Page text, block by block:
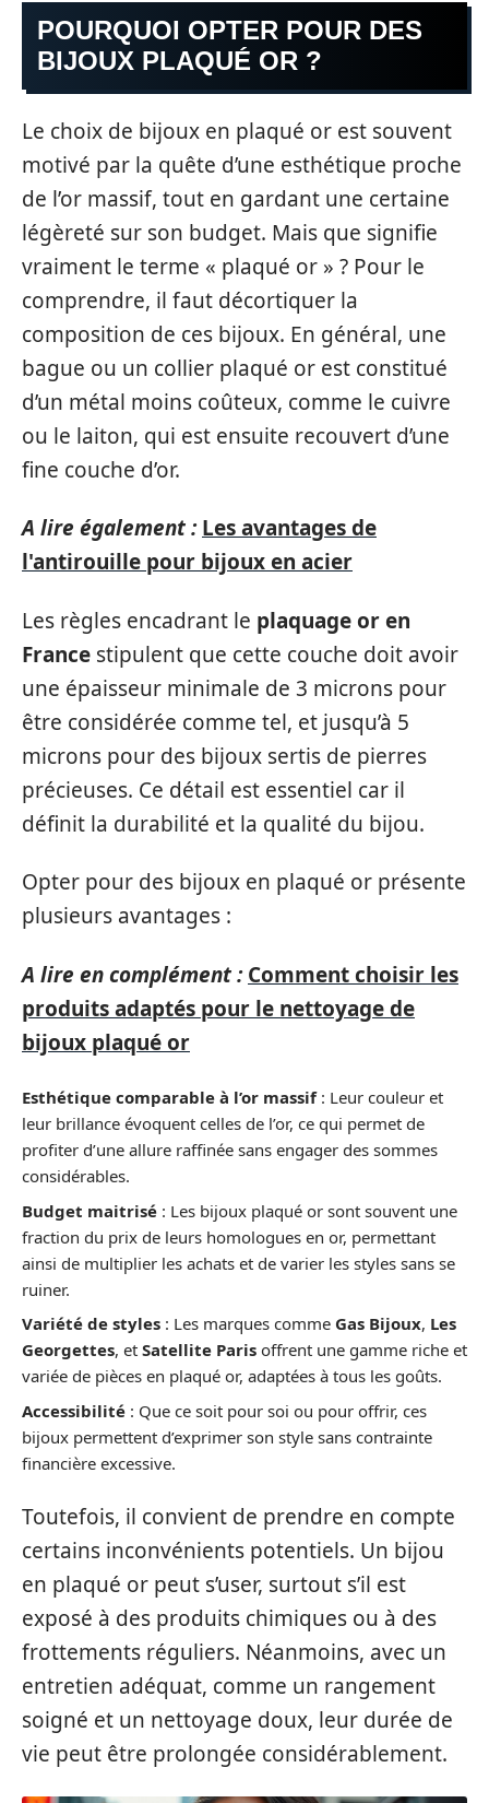
POURQUOI OPTER POUR DES
BIJOUX PLAQUÉ OR ?
Le choix de bijoux en plaqué or est souvent
motivé par la quête d’une esthétique proche
de l’or massif, tout en gardant une certaine
légèreté sur son budget. Mais que signifie
vraiment le terme « plaqué or » ? Pour le
comprendre, il faut décortiquer la
composition de ces bijoux. En général, une
bague ou un collier plaqué or est constitué
d’un métal moins coûteux, comme le cuivre
ou le laiton, qui est ensuite recouvert d’une
fine couche d’or.
A lire également : Les avantages de
l'antirouille pour bijoux en acier
Les règles encadrant le plaquage or en
France stipulent que cette couche doit avoir
une épaisseur minimale de 3 microns pour
être considérée comme tel, et jusqu’à 5
microns pour des bijoux sertis de pierres
précieuses. Ce détail est essentiel car il
définit la durabilité et la qualité du bijou.
Opter pour des bijoux en plaqué or présente
plusieurs avantages :
A lire en complément : Comment choisir les
produits adaptés pour le nettoyage de
bijoux plaqué or
Esthétique comparable à l’or massif: Leur couleur et
leur brillance évoquent celles de l’or, ce qui permet de
profiter d’une allure raffinée sans engager des sommes
considérables.
Budget maitrisé : Les bijoux plaqué or sont souvent une
fraction du prix de leurs homologues en or, permettant
ainsi de multiplier les achats et de varier les styles sans se
ruiner.
Variété de styles : Les marques comme Gas Bijoux, Les
Georgettes, et Satellite Paris offrent une gamme riche et
variée de pièces en plaqué or, adaptées à tous les goûts.
Accessibilité : Que ce soit pour soi ou pour offrir, ces
bijoux permettent d’exprimer son style sans contrainte
financière excessive.
Toutefois, il convient de prendre en compte
certains inconvénients potentiels. Un bijou
en plaqué or peut s’user, surtout s’il est
exposé à des produits chimiques ou à des
frottements réguliers. Néanmoins, avec un
entretien adéquat, comme un rangement
soigné et un nettoyage doux, leur durée de
vie peut être prolongée considérablement.